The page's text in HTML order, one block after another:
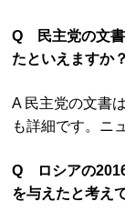
Q 民主党の文書
たといえますか？
A 民主党の文書
も詳細です。ニ
Q ロシアの
を与えたと考え